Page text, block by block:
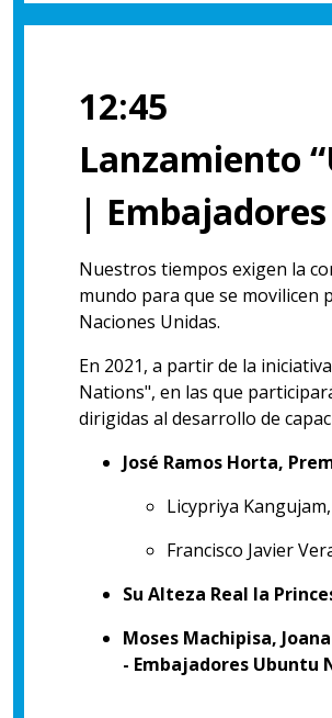
12:45
Lanzamiento
| Embajadores
Nuestros tiempos exigen la
mundo para que se movilicen
Naciones Unidas.
En 2021, a partir de la
Nations", en las que
dirigidas al desarrollo de
José Ramos Horta,
Licypriya
Francisco Javier
Su Alteza Real la
Moses Machipisa,
- Embajadores Ubuntu